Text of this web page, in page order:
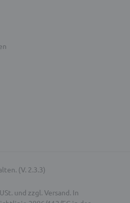
(V. 2.3.3)
und zzgl. Versand. In